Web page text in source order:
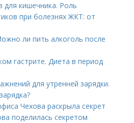
кишечника. Роль
при болезнях ЖКТ: от
ли пить алкоголь после
гастрите. Диета в период
для утренней зарядки.
Чехова раскрыла секрет
поделилась секретом